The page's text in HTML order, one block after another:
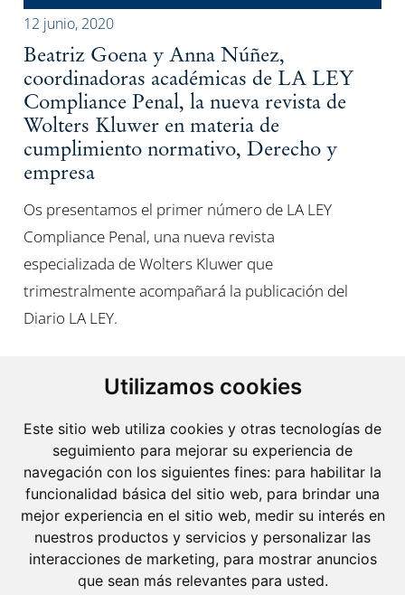
Utilizamos cookies
Este sitio web utiliza cookies y otras tecnologías de
seguimiento para mejorar su experiencia de
navegación con los siguientes fines: para habilitar la
funcionalidad básica del sitio web, para brindar una
mejor experiencia en el sitio web, medir su interés en
nuestros productos y servicios y personalizar las
interacciones de marketing, para mostrar anuncios
que sean más relevantes para usted.
12 junio, 2020
Beatriz Goena y Anna Núñez,
coordinadoras académicas de LA LEY
Compliance Penal, la nueva revista de
Wolters Kluwer en materia de
cumplimiento normativo, Derecho y
empresa
Os presentamos el primer número de LA LEY
Compliance Penal, una nueva revista
especializada de Wolters Kluwer que
trimestralmente acompañará la publicación del
Diario LA LEY.